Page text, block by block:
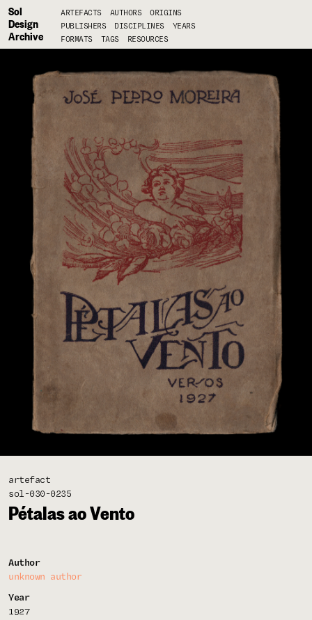
Sol
Design
Archive
ARTEFACTS AUTHORS
ORIGINS
PUBLISHERS
DISCIPLINES
YEARS
FORMATS
TAGS RESOURCES
artefact
sol-030-0235
Pétalas ao Vento
Author
unknown author
Year
1927